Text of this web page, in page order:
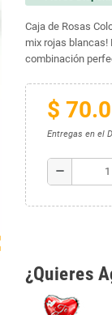
Caja de Rosas
mix rojas blancas!
combinación
$
Entregas en el
remove
¿Quieres